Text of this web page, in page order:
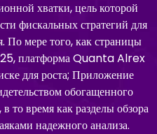
хватки, цель которой
фискальных стратегий для
По мере того, как страницы
платформа Quanta Alrex
для роста; Приложение
обогащенного
то время как разделы обзора
надежного анализа.